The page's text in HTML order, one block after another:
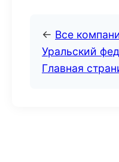
← Все
Уральский
Главная